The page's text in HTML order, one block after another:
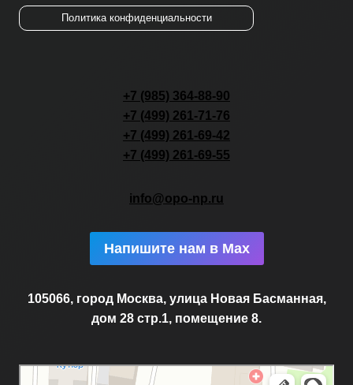
Политика конфиденциальности
+7 (985) 364-88-90
+7 (499) 261-71-76
+7 (499) 261-69-42
+7 (499) 261-69-55
info@opo-np.ru
Напишите нам в Max
105066, город Москва, улица Новая Басманная,
дом 28 стр.1, помещение 8.
Новая Басманная улица, 28с1 — Яндекс.Карты